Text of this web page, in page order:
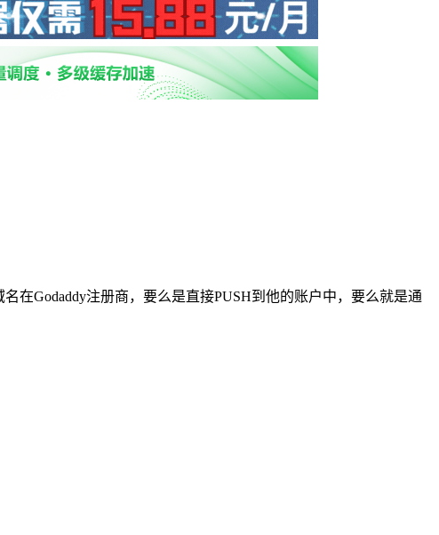
在Godaddy注册商，要么是直接PUSH到他的账户中，要么就是通